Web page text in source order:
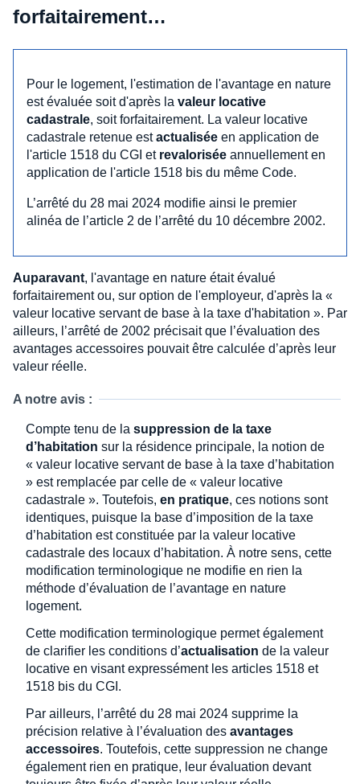
forfaitairement…
Pour le logement, l'estimation de l'avantage en nature
est évaluée soit d'après la valeur locative
cadastrale, soit forfaitairement. La valeur locative
cadastrale retenue estactualisée en application de
l'article 1518 du CGI et revalorisée annuellement en
application de l'article 1518 bis du même Code.
L’arrêté du 28 mai 2024 modifie ainsi le premier
alinéa de l’article 2 de l’arrêté du 10 décembre 2002.
Auparavant, l'avantage en nature était évalué
forfaitairement ou, sur option de l'employeur, d'après la «
valeur locative servant de base à la taxe d'habitation ». Par
ailleurs, l’arrêté de 2002 précisait que l’évaluation des
avantages accessoires pouvait être calculée d’après leur
valeur réelle.
A notre avis :
Compte tenu de la suppression de la taxe
d’habitation sur la résidence principale, la notion de
« valeur locative servant de base à la taxe d’habitation
» est remplacée par celle de « valeur locative
cadastrale ». Toutefois, en pratique, ces notions sont
identiques, puisque la base d’imposition de la taxe
d’habitation est constituée par la valeur locative
cadastrale des locaux d’habitation. À notre sens, cette
modification terminologique ne modifie en rien la
méthode d’évaluation de l’avantage en nature
logement.
Cette modification terminologique permet également
de clarifier les conditions d’actualisation de la valeur
locative en visant expressément les articles 1518 et
1518 bis du CGI.
Par ailleurs, l’arrêté du 28 mai 2024 supprime la
précision relative à l’évaluation des avantages
accessoires. Toutefois, cette suppression ne change
également rien en pratique, leur évaluation devant